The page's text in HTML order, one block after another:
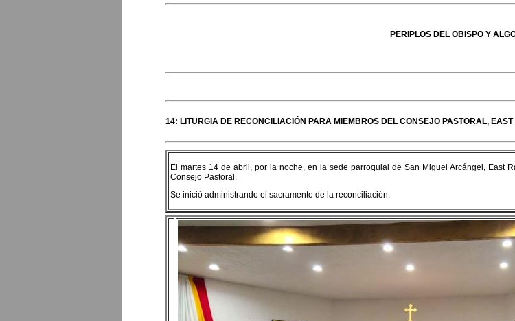
PERIPLOS DEL OBISPO Y
14: LITURGIA DE RECONCILIACIÓN PARA MIEMBROS DEL CONSEJO PASTORAL,
El martes 14 de abril, por la noche, en la sede parroquial de San Miguel Arcángel, East
Consejo Pastoral.
Se inició administrando el sacramento de la reconciliación.